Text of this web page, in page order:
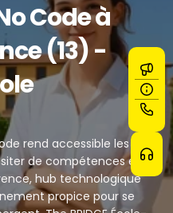
Code à
(13) -
rend accessible les
de compétences en
hub technologique
propice pour se